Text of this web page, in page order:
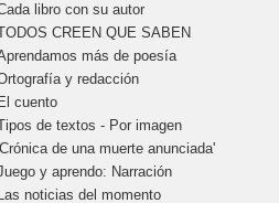
libro con su autor
CREEN QUE SABEN
más de poesía
y redacción
cuento
de textos - Por imagen
de una muerte anunciada'
y aprendo: Narración
noticias del momento